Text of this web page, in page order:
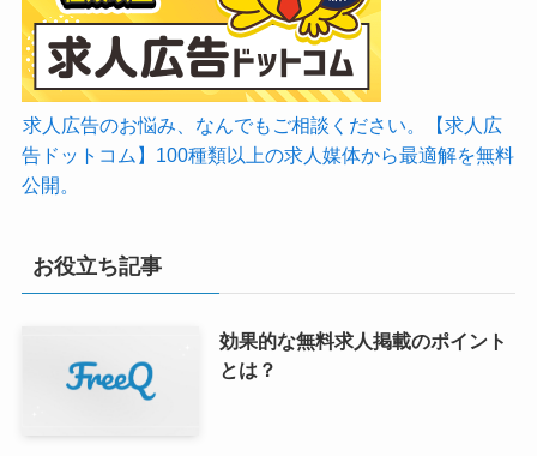
求人広告のお悩み、なんでもご相談ください。【求人広
告ドットコム】100種類以上の求人媒体から最適解を無料
公開。
お役立ち記事
効果的な無料求人掲載のポイント
とは？